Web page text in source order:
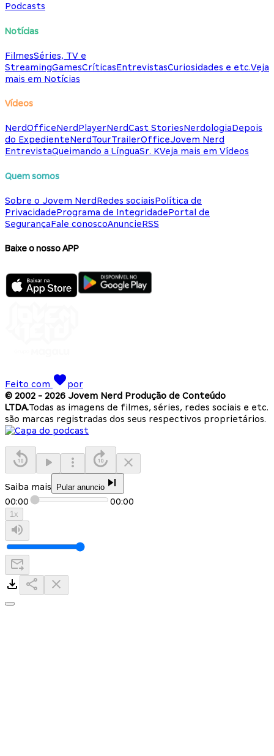
Podcasts
Notícias
FilmesSéries, TV e
StreamingGamesCríticasEntrevistasCuriosidades e etc.Veja
mais em Notícias
Vídeos
NerdOfficeNerdPlayerNerdCast StoriesNerdologiaDepois
do ExpedienteNerdTourTrailerOfficeJovem Nerd
EntrevistaQueimando a LínguaSr. KVeja mais em Vídeos
Quem somos
Sobre o Jovem NerdRedes sociaisPolítica de
PrivacidadePrograma de IntegridadePortal de
SegurançaFale conoscoAnuncieRSS
Baixe o nosso APP
Feito com
por
© 2002 - 2026 Jovem Nerd Produção de Conteúdo
LTDA.Todas as imagens de filmes, séries, redes sociais e etc.
são marcas registradas dos seus respectivos proprietários.
Saiba mais Pular anuncio
00:00 00:00
1x